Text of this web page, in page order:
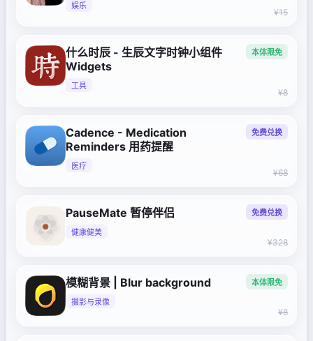
娱乐
¥15
什么时辰 - 生辰文字时钟小组件
Widgets
工具
本体限免
¥8
Cadence - Medication
Reminders 用药提醒
医疗
免费兑换
¥68
PauseMate 暂停伴侣
健康健美
免费兑换
¥328
模糊背景 | Blur background
摄影与录像
本体限免
¥8